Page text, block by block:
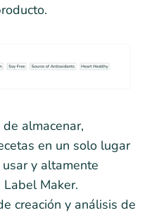
almacenar,
en un solo lugar
y altamente
Maker.
creación y análisis de